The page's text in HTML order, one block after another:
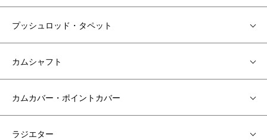
プッシュロッド・タペット
カムシャフト
カムカバー・ポイントカバー
ラジエター